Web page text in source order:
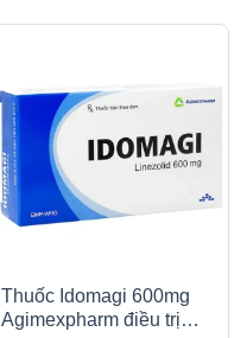
Thuốc Idomagi 600mg
Agimexpharm điều trị